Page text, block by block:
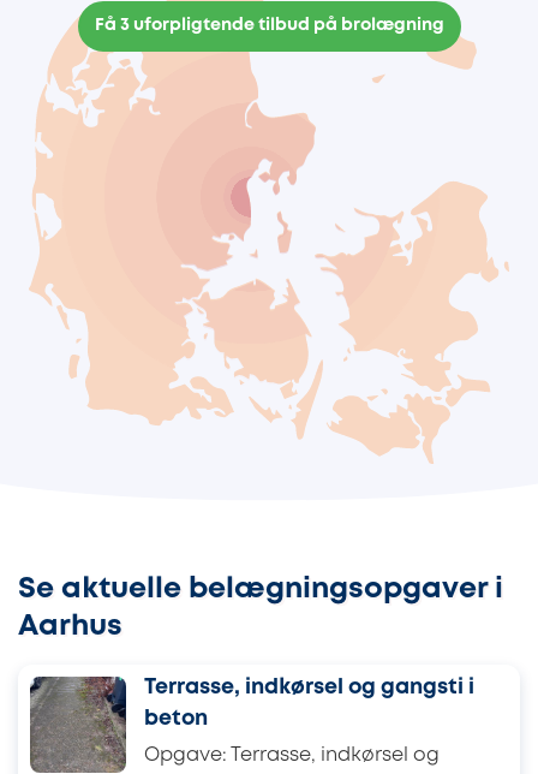
Få 3 uforpligtende tilbud på brolægning
Se aktuelle belægningsopgaver i
Aarhus
Terrasse, indkørsel og gangsti i
beton
Opgave: Terrasse, indkørsel og